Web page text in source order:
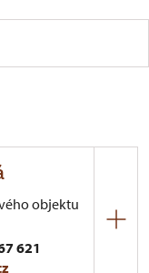
objektu
621